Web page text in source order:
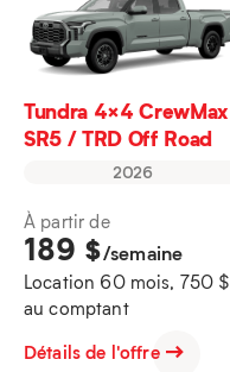
Tundra 4×4 CrewMax
SR5 / TRD Off Road
2026
À partir de
189 $/semaine
Location 60 mois, 750 $
au comptant
Détails de l'offre